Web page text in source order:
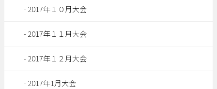
2017年１０月大会
2017年１１月大会
2017年１２月大会
2017年1月大会